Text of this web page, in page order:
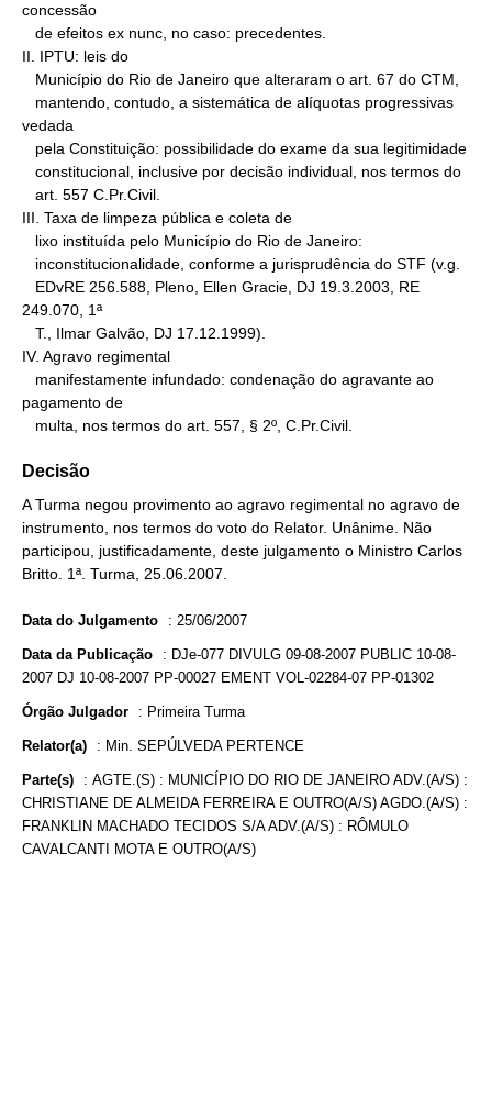
concessão
II. IPTU: leis do
vedada
III. Taxa de limpeza pública e coleta de
249.070, 1ª
IV. Agravo regimental
pagamento de
   multa, nos termos do art. 557, § 2º, C.Pr.Civil.
Decisão
A Turma negou provimento ao agravo regimental no agravo de
instrumento, nos termos do voto do Relator. Unânime. Não
participou, justificadamente, deste julgamento o Ministro Carlos
Britto. 1ª. Turma, 25.06.2007.
Data do Julgamento : 25/06/2007
Data da Publicação : DJe-077 DIVULG 09-08-2007 PUBLIC 10-08-
2007 DJ 10-08-2007 PP-00027 EMENT VOL-02284-07 PP-01302
Órgão Julgador : Primeira Turma
Relator(a) : Min. SEPÚLVEDA PERTENCE
Parte(s) : AGTE.(S) : MUNICÍPIO DO RIO DE JANEIRO ADV.(A/S) :
CHRISTIANE DE ALMEIDA FERREIRA E OUTRO(A/S) AGDO.(A/S) :
FRANKLIN MACHADO TECIDOS S/A ADV.(A/S) : RÔMULO
CAVALCANTI MOTA E OUTRO(A/S)